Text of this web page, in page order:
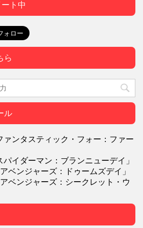
ト中
ら
ル
ンタスティック・フォー：ファー
イダーマン：ブランニューデイ」
ベンジャーズ：ドゥームズデイ」
ベンジャーズ：シークレット・ウ